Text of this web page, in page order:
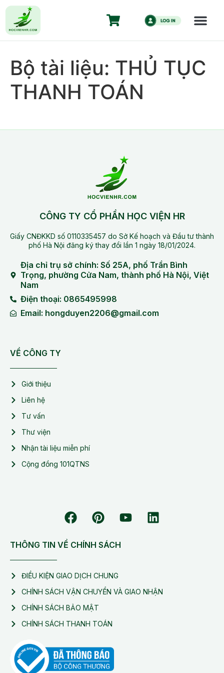
Bộ tài liệu: THỦ TỤC
THANH TOÁN
CÔNG TY CỔ PHẦN HỌC VIỆN HR
Giấy CNĐKKD số 0110335457 do Sở Kế hoạch và Đầu tư thành
phố Hà Nội đăng ký thay đổi lần 1 ngày 18/01/2024.
Địa chỉ trụ sở chính: Số 25A, phố Trần Bình
Trọng, phường Cửa Nam, thành phố Hà Nội, Việt
Nam
Điện thoại: 0865495998
Email: hongduyen2206@gmail.com
VỀ CÔNG TY
Giới thiệu
Liên hệ
Tư vấn
Thư viện
Nhận tài liệu miễn phí
Cộng đồng 101QTNS
THÔNG TIN VỀ CHÍNH SÁCH
ĐIỀU KIỆN GIAO DỊCH CHUNG
CHÍNH SÁCH VẬN CHUYỂN VÀ GIAO NHẬN
CHÍNH SÁCH BẢO MẬT
CHÍNH SÁCH THANH TOÁN